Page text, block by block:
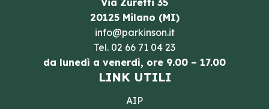
Via Zuretti 35
20125 Milano (MI)
info@parkinson.it
Tel. 02 66 71 04 23
da lunedì a venerdì, ore 9.00 – 17.00
LINK UTILI
AIP